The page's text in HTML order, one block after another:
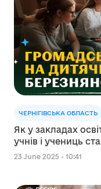
ЧЕРНІГІВСЬКА ОБЛАСТЬ
Як у закладах
учнів і учениць
23 June 2025 - 10:41